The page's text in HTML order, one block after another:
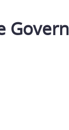
Govern